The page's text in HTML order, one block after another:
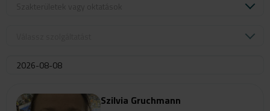
Szilvia Gruchmann